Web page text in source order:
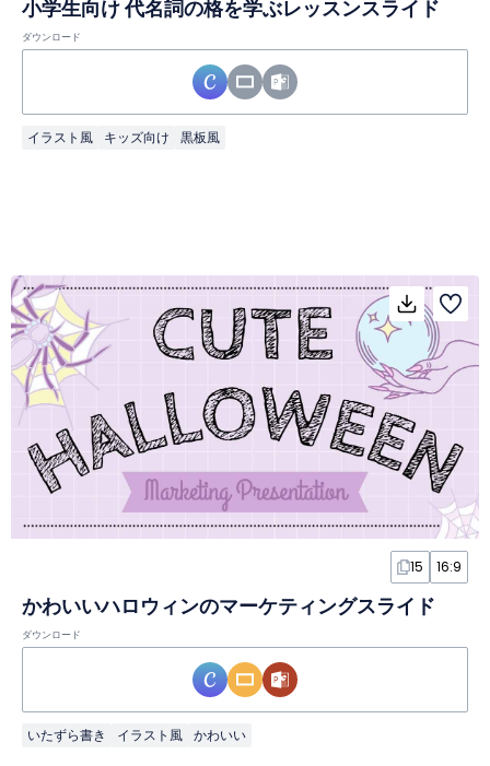
小学生向け 代名詞の格を学ぶレッスンスライド
ダウンロード
イラスト風 キッズ向け 黒板風
15 16:9
かわいいハロウィンのマーケティングスライド
ダウンロード
いたずら書き イラスト風 かわいい